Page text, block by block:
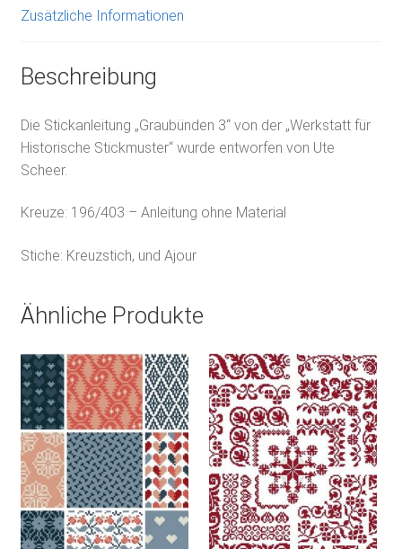
Zusätzliche Informationen
Beschreibung
Die Stickanleitung „Graubünden 3“ von der „Werkstatt für
Historische Stickmuster“ wurde entworfen von Ute
Scheer.
Kreuze: 196/403 – Anleitung ohne Material
Stiche: Kreuzstich, und Ajour
Ähnliche Produkte